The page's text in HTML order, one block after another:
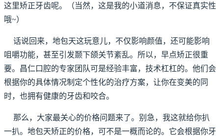
这里矫正牙齿呢。（当然，这是我的小道消息，不保证真实性
哦~）
话说回来，地包天这玩意儿，不仅影响颜值，还可能影响
咀嚼功能，甚至引发颞下颌关节紊乱。所以，早点矫正很重
要。昌仁口腔的专家团队可是经验丰富，技术杠杠的。他们会
根据你的具体情况制定个性化的治疗方案，让你在变美的同
时，也拥有健康的牙齿和咬合。
那么，大家最关心的价格问题来了。别急，我这就给你扒
一扒。地包天矫正的价格，可不是一概而论的。它会根据你牙